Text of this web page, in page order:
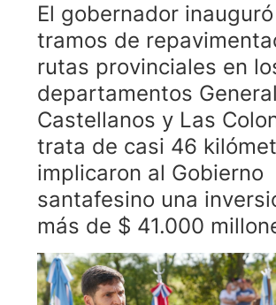
El gobernador
tramos de
rutas provinciales en
departamentos
Castellanos y Las
trata de casi 46
implicaron al Gobierno
santafesino una
más de $ 41.000